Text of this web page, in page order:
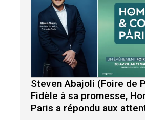
Steven Abajoli (Foire de
Fidèle à sa promesse,
Paris a répondu aux